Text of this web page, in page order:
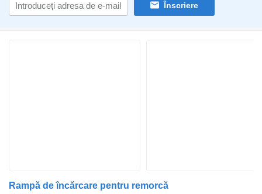
Înscriere
Rampă de încărcare pentru remorcă